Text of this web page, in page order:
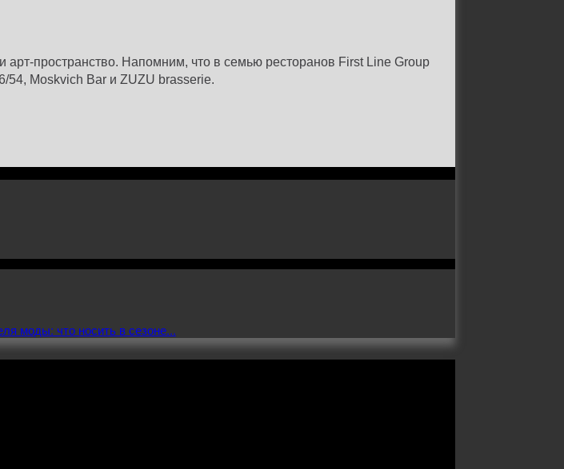
арт-пространство. Напомним, что в семью ресторанов First Line Group
54, Moskvich Bar и ZUZU brasserie.
моды: что носить в сезоне...